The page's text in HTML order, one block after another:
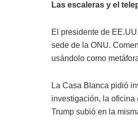
Las escaleras y el
El presidente de
sede de la ONU.
usándolo como
La Casa Blanca pidió
investigación, la oficina
Trump subió en la